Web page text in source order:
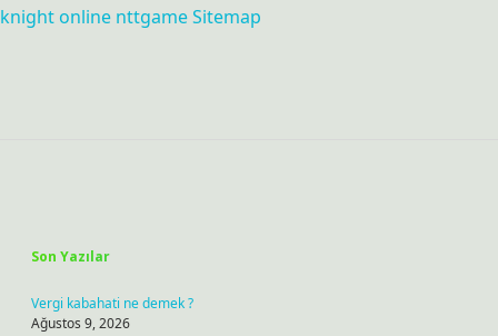
knight online nttgameSitemap
Son Yazılar
Vergi kabahati ne demek ?
Ağustos 9, 2026